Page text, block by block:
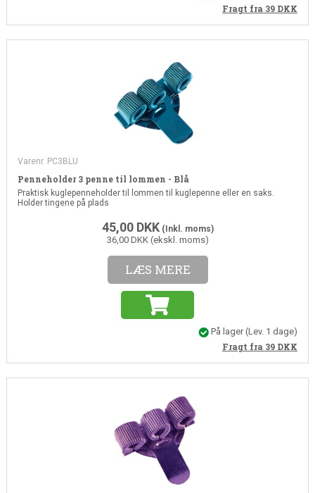
Fragt fra 39 DKK
Varenr. PC3BLU
Penneholder 3 penne til lommen - Blå
Praktisk kuglepenneholder til lommen til kuglepenne eller en saks.
Holder tingene på plads
45,00 DKK(Inkl. moms)
36,00 DKK (ekskl. moms)
LÆS MERE
På lager(Lev. 1 dage)
Fragt fra 39 DKK